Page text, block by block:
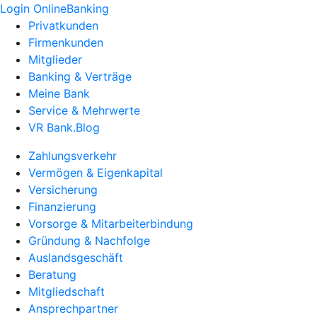
Login OnlineBanking
Privatkunden
Firmenkunden
Mitglieder
Banking & Verträge
Meine Bank
Service & Mehrwerte
VR Bank.Blog
Zahlungsverkehr
Vermögen & Eigenkapital
Versicherung
Finanzierung
Vorsorge & Mitarbeiterbindung
Gründung & Nachfolge
Auslandsgeschäft
Beratung
Mitgliedschaft
Ansprechpartner